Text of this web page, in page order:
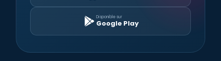
Disponible sur
Google Play